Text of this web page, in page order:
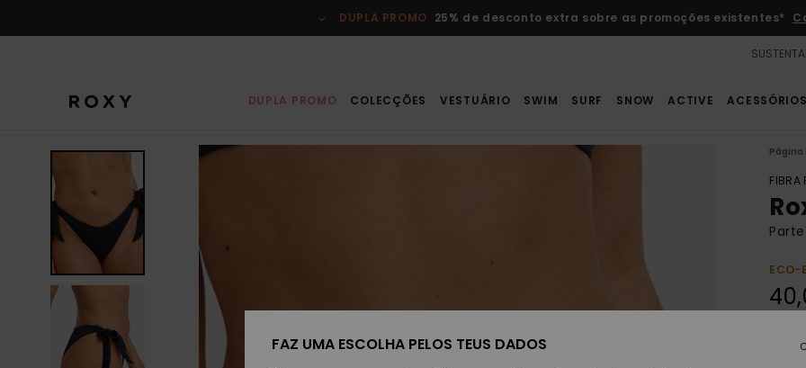
do
DUPLA PROMO 25% de desconto extra sobre as promoções existentes*
DUPLA PROMO COLECÇÕES VESTUÁRIO SWIM SURF SNOW ACTIVE ACESSÓRIOS
Página
FIBRA
ECO-
FAZ UMA ESCOLHA PELOS TEUS DADOS